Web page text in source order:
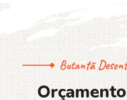
Butantã
Orçamento